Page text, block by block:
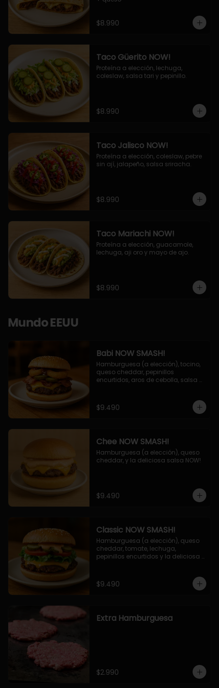
$8.990
Taco Güerito NOW!
Proteína a elección, lechuga,
coleslaw, salsa tari y pepinillo.
$8.990
Taco Jalisco NOW!
Proteína a elección, coleslaw, pebre
sin ají, jalapeño, salsa sriracha.
$8.990
Taco Mariachi NOW!
Proteína a elección, guacamole,
lechuga, aji oro y mayo de ajo.
$8.990
Mundo EEUU
Babi NOW SMASH!
Hamburguesa (a elección), tocino,
queso cheddar, pepinillos
encurtidos, aros de cebolla, salsa
$9.490
Chee NOW SMASH!
Hamburguesa (a elección), queso
cheddar, y la deliciosa salsa NOW!
$9.490
Classic NOW SMASH!
Hamburguesa (a elección), queso
cheddar, tomate, lechuga,
pepinillos encurtidos y la deliciosa
$9.490
Extra Hamburguesa
$2.990